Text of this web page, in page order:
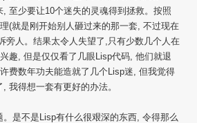
至少要让10个迷失的灵魂得到拯救。按照
(就是刚开始别人砸过来的那一套, 不过现在
旁人。结果太令人失望了,只有少数几个人在
趣, 但是仅仅看了几眼Lisp代码, 他们就退
费数年功夫能造就了几个Lisp迷, 但我觉得
我得想一套有更好的办法。
是不是Lisp有什么很艰深的东西, 令得那么